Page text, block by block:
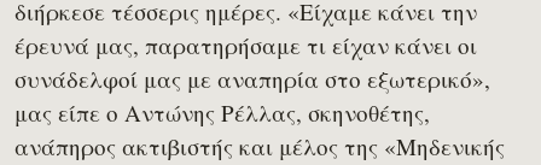
διήρκεσε τέσσερις ημέρες. «Είχαμε κάνει την
έρευνά μας, παρατηρήσαμε τι είχαν κάνει οι
συνάδελφοί μας με αναπηρία στο εξωτερικό»,
μας είπε ο Αντώνης Ρέλλας, σκηνοθέτης,
ανάπηρος ακτιβιστής και μέλος της «Μηδενικής